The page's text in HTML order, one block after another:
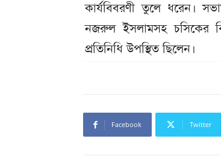
কার্যবিবরণী তুলে ধরেন।
নজরুল ইসলামসহ চসিকের
প্রতিনিধি উপস্থিত ছিলেন।
Facebook Twitter